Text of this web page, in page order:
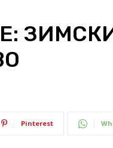
Pinterest